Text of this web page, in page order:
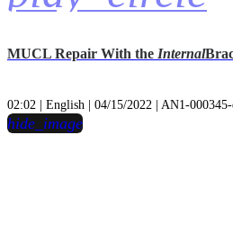
MUCL Repair With the Internal
02:02 | English | 04/15/2022 | AN1-
hide_image